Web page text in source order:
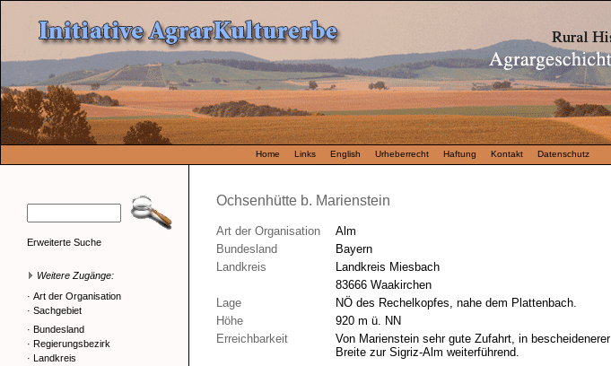
Home Links English Urheberrecht Haftung Kontakt Datenschutz
Erweiterte Suche
Weitere Zugänge:
· Art der Organisation
· Sachgebiet
· Bundesland
· Regierungsbezirk
· Landkreis
Ochsenhütte b. Marienstein
Art der Organisation
Alm
Bundesland
Bayern
Landkreis
Landkreis Miesbach
83666 Waakirchen
Lage
NÖ des Rechelkopfes, nahe dem Plattenbach.
Höhe
920 m ü. NN
Erreichbarkeit
Von Marienstein sehr gute Zufahrt, in bescheidenerer
Breite zur Sigriz-Alm weiterführend.